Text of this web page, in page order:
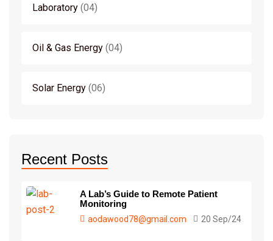
Laboratory 04
Oil & Gas Energy 04
Solar Energy 06
Recent Posts
A Lab’s Guide to Remote Patient
Monitoring
aodawood78@gmail.com 20 Sep/24